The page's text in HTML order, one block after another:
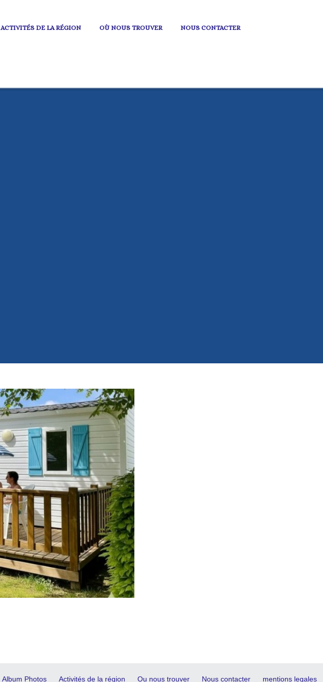
ACTIVITÉS DE LA RÉGION OÙ NOUS TROUVER NOUS CONTACTER
Album Photos Activités de la région Ou nous trouver Nous contacter mentions legales